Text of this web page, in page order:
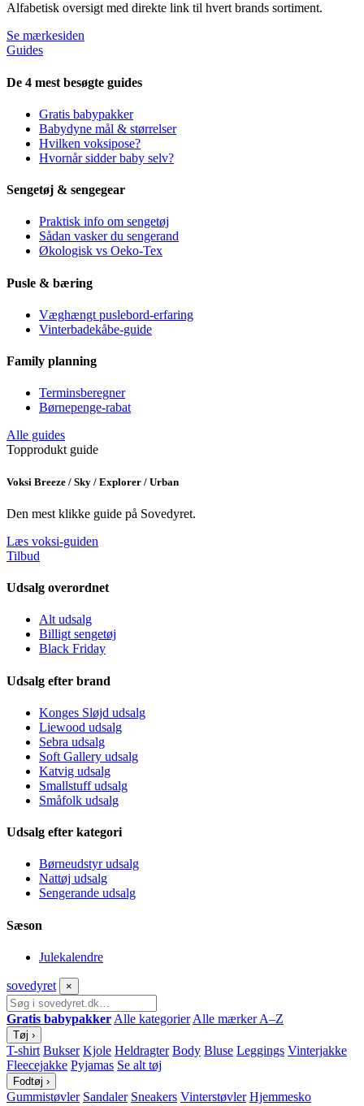
Alfabetisk oversigt med direkte link til hvert brands sortiment.
Se mærkesiden
Guides
De 4 mest besøgte guides
Gratis babypakker
Babydyne mål & størrelser
Hvilken voksipose?
Hvornår sidder baby selv?
Sengetøj & sengegear
Praktisk info om sengetøj
Sådan vasker du sengerand
Økologisk vs Oeko-Tex
Pusle & bæring
Væghængt puslebord-erfaring
Vinterbadekåbe-guide
Family planning
Terminsberegner
Børnepenge-rabat
Alle guides
Topprodukt guide
Voksi Breeze / Sky / Explorer / Urban
Den mest klikke guide på Sovedyret.
Læs voksi-guiden
Tilbud
Udsalg overordnet
Alt udsalg
Billigt sengetøj
Black Friday
Udsalg efter brand
Konges Sløjd udsalg
Liewood udsalg
Sebra udsalg
Soft Gallery udsalg
Katvig udsalg
Smallstuff udsalg
Småfolk udsalg
Udsalg efter kategori
Børneudstyr udsalg
Nattøj udsalg
Sengerande udsalg
Sæson
Julekalendre
sovedyret ×
Gratis babypakker Alle kategorier Alle mærker A–Z
Tøj ›
T-shirt Bukser Kjole Heldragter Body Bluse Leggings Vinterjakke
Fleecejakke Pyjamas Se alt tøj
Fodtøj ›
Gummistøvler Sandaler Sneakers Vinterstøvler Hjemmesko